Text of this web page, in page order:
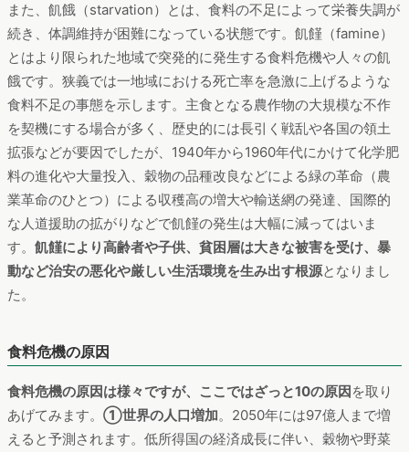
また、飢餓（starvation）とは、食料の不足によって栄養失調が
続き、体調維持が困難になっている状態です。飢饉（famine）
とはより限られた地域で突発的に発生する食料危機や人々の飢
餓です。狭義では一地域における死亡率を急激に上げるような
食料不足の事態を示します。主食となる農作物の大規模な不作
を契機にする場合が多く、歴史的には長引く戦乱や各国の領土
拡張などが要因でしたが、1940年から1960年代にかけて化学肥
料の進化や大量投入、穀物の品種改良などによる緑の革命（農
業革命のひとつ）による収穫高の増大や輸送網の発達、国際的
な人道援助の拡がりなどで飢饉の発生は大幅に減ってはいま
す。 飢饉により高齢者や子供、貧困層は大きな被害を受け、暴
動など治安の悪化や厳しい生活環境を生み出す根源となりまし
た。
食料危機の原因
食料危機の原因は様々ですが、ここではざっと10の原因を取り
あげてみます。 ①世界の人口増加。2050年には97億人まで増
えると予測されます。低所得国の経済成長に伴い、穀物や野菜